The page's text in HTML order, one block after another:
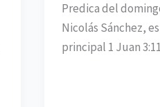
a
otros
Predica del
Nicolás Sánchez,
principal 1 Juan